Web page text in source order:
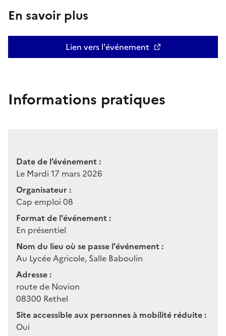
En savoir plus
Lien vers l'événement
Informations pratiques
Date de l’événement :
Le Mardi 17 mars 2026
Organisateur :
Cap emploi 08
Format de l'événement :
En présentiel
Nom du lieu où se passe l'événement :
Au Lycée Agricole, Salle Baboulin
Adresse :
route de Novion
08300 Rethel
Site accessible aux personnes à mobilité réduite :
Oui